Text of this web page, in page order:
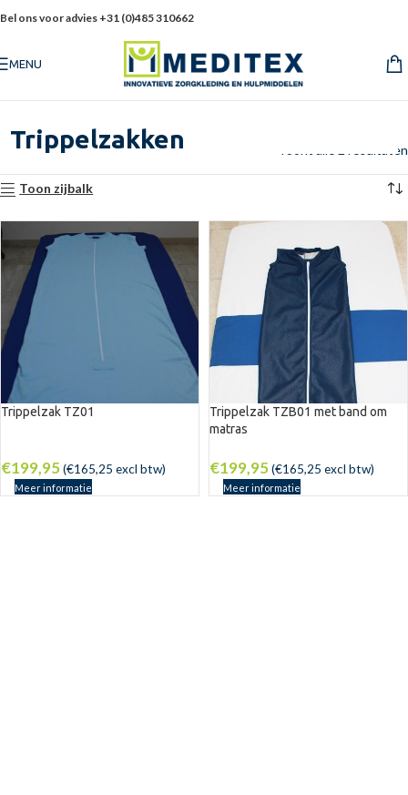
Bel ons voor advies +31 (0)485 310662
MENU
Trippelzakken Toont alle 2 resultaten
Toon zijbalk
Trippelzak TZ01
€199,95(€165,25 excl btw)
Meer informatie
Trippelzak TZB01 met band om
matras
€199,95(€165,25 excl btw)
Meer informatie